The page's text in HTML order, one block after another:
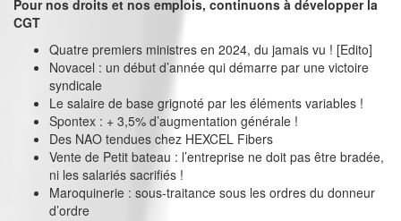
Pour nos droits et nos emplois, continuons à développer la
CGT
Quatre premiers ministres en 2024, du jamais vu ! [Edito]
Novacel : un début d’année qui démarre par une victoire
syndicale
Le salaire de base grignoté par les éléments variables !
Spontex : + 3,5% d’augmentation générale !
Des NAO tendues chez HEXCEL Fibers
Vente de Petit bateau : l’entreprise ne doit pas être bradée,
ni les salariés sacrifiés !
Maroquinerie : sous-traitance sous les ordres du donneur
d’ordre